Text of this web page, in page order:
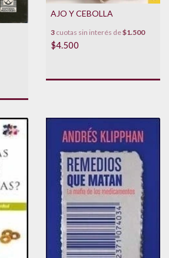
AJO Y CEBOLLA
3 cuotas sin interés de$1.500
$4.500